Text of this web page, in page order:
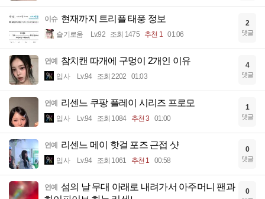
이슈 현재까지 트리플 태풍 정보
슬기로움 Lv.92 조회 1475 추천 1 01:06
2
댓글
연예 참치캔 따개에 구멍이 2개인 이유
입사 Lv.94 조회 2202 01:03
4
댓글
연예 리센느 쿠팡 플레이 시리즈 프로모
입사 Lv.94 조회 1084 추천 3 01:00
1
댓글
연예 리센느 메이 핫걸 포즈 근접 샷
입사 Lv.94 조회 1061 추천 1 00:58
0
댓글
연예
섬의 날 무대 아래로 내려가서 아주머니 팬과
0